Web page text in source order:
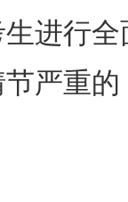
进行
严重